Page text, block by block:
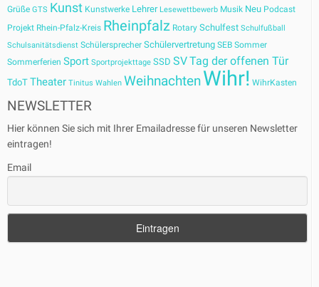
Grüße GTS Kunst Kunstwerke Lehrer Lesewettbewerb Musik Neu Podcast
Projekt Rhein-Pfalz-Kreis Rheinpfalz Rotary Schulfest Schulfußball
Schulsanitätsdienst Schülersprecher Schülervertretung SEB Sommer
Sommerferien Sport Sportprojekttage SSD SVTag der offenen Tür
TdoT Theater Tinitus Wahlen WeihnachtenWihr! WihrKasten
NEWSLETTER
Hier können Sie sich mit Ihrer Emailadresse für unseren Newsletter
eintragen!
Email